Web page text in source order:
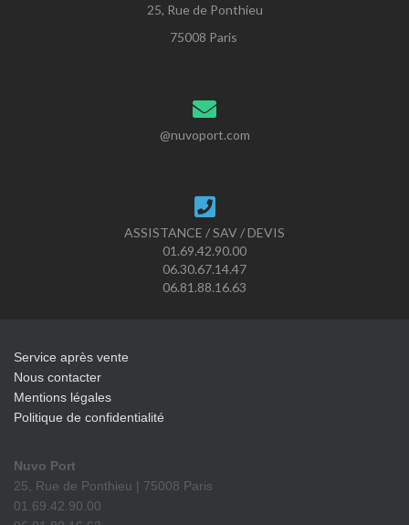
25, Rue de Ponthieu
75008 Paris
@nuvoport.com
ASSISTANCE / SAV / DEVIS
01.69.42.90.00
06.30.67.14.47
06.81.88.16.63
Service après vente
Nous contacter
Mentions légales
Politique de confidentialité
Nuvo Port
25, Rue de Ponthieu | 75008 Paris
01.69.42.90.00